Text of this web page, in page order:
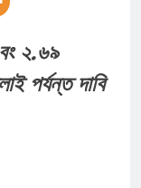
২.৬৯
পর্যন্ত দাবি